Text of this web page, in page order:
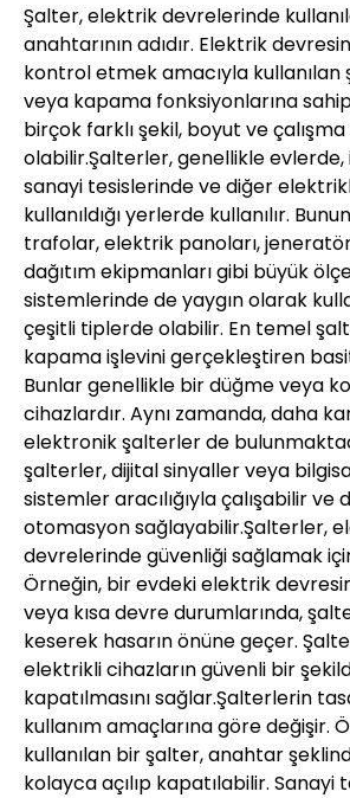
Şalter, elektrik devrelerinde
anahtarının adıdır. Elektrik
kontrol etmek amacıyla
veya kapama fonksiyonlarına
birçok farklı şekil, boyut ve
olabilir.Şalterler, genellikle evlerde,
sanayi tesislerinde ve diğer
kullanıldığı yerlerde kullanılır.
trafolar, elektrik panoları,
dağıtım ekipmanları gibi büyük
sistemlerinde de yaygın olarak
çeşitli tiplerde olabilir. En temel
kapama işlevini gerçekleştiren
Bunlar genellikle bir düğme veya
cihazlardır. Aynı zamanda, daha
elektronik şalterler de
şalterler, dijital sinyaller veya
sistemler aracılığıyla çalışabilir ve
otomasyon sağlayabilir.Şalterler,
devrelerinde güvenliği sağlamak
Örneğin, bir evdeki elektrik
veya kısa devre durumlarında,
keserek hasarın önüne geçer.
elektrikli cihazların güvenli bir
kapatılmasını sağlar.Şalterlerin
kullanım amaçlarına göre değişir.
kullanılan bir şalter, anahtar
kolayca açılıp kapatılabilir. Sanayi